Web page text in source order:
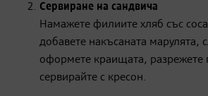
Сервиране на сандвича
Намажете филиите хляб със
добавете накъсаната марулята,
оформете краищата, разрежете
сервирайте с кресон.